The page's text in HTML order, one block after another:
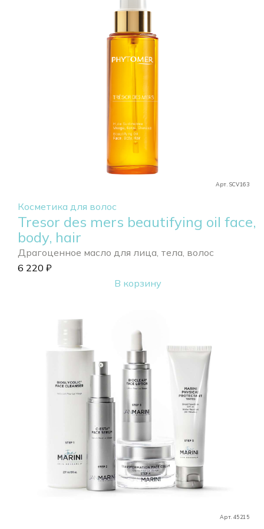
Арт. SCV163
Косметика для волос
Tresor des mers beautifying oil face,
body, hair
Драгоценное масло для лица, тела, волос
6 220 ₽
В корзину
Арт. 45215